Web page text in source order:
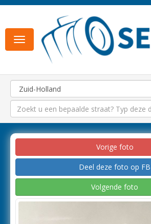
Toggle
navigation
Vorige foto
Deel deze foto op FB
Volgende foto